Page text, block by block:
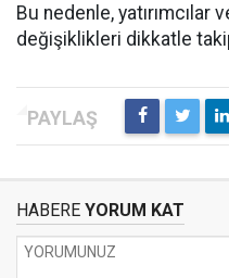
Bu nedenle,
değişiklikleri dikkatle
HABERE YORUM KAT